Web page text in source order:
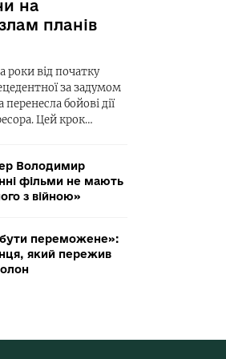
на
планів
роки від початку
за задумом
бойові дії
Цей крок…
Володимир
фільми не мають
з війною»
переможене»:
який пережив